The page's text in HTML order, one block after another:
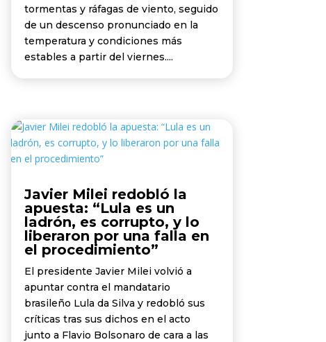
tormentas y ráfagas de viento, seguido
de un descenso pronunciado en la
temperatura y condiciones más
estables a partir del viernes....
Javier Milei redobló la
apuesta: “Lula es un
ladrón, es corrupto, y lo
liberaron por una falla en
el procedimiento”
El presidente Javier Milei volvió a
apuntar contra el mandatario
brasileño Lula da Silva y redobló sus
críticas tras sus dichos en el acto
junto a Flavio Bolsonaro de cara a las